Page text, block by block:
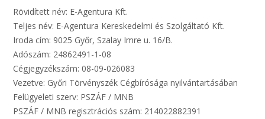
Rövidített név: E-Agentura Kft.
Teljes név: E-Agentura Kereskedelmi és Szolgáltató Kft.
Iroda cím: 9025 Győr, Szalay Imre u. 16/B.
Adószám: 24862491-1-08
Cégjegyzékszám: 08-09-026083
Vezetve: Győri Törvényszék Cégbírósága nyilvántartásában
Felügyeleti szerv: PSZÁF / MNB
PSZÁF / MNB regisztrációs szám: 214022882391